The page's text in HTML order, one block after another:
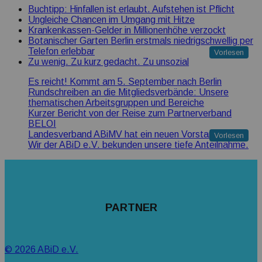
Buchtipp: Hinfallen ist erlaubt. Aufstehen ist Pflicht
Ungleiche Chancen im Umgang mit Hitze
Krankenkassen-Gelder in Millionenhöhe verzockt
Botanischer Garten Berlin erstmals niedrigschwellig per
Telefon erlebbar
Zu wenig. Zu kurz gedacht. Zu unsozial
Vorlesen
Es reicht! Kommt am 5. September nach Berlin
Rundschreiben an die Mitgliedsverbände: Unsere
thematischen Arbeitsgruppen und Bereiche
Kurzer Bericht von der Reise zum Partnerverband
BELOI
Landesverband ABiMV hat ein neuen Vorstand
Wir der ABiD e.V. bekunden unsere tiefe Anteilnahme.
Vorlesen
PARTNER
© 2026 ABiD e.V.